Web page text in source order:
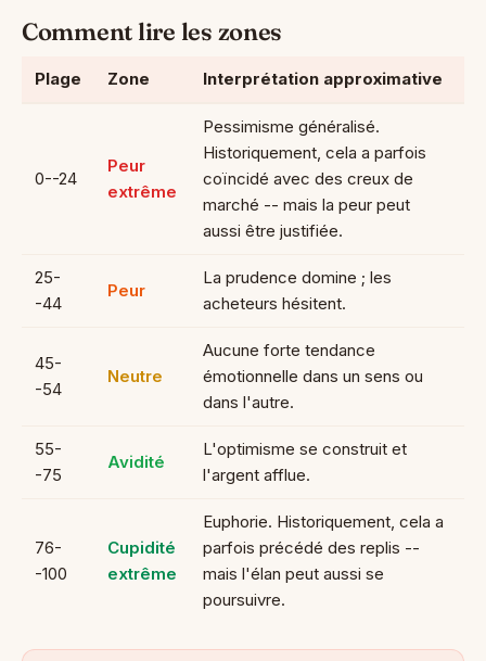
Comment lire les zones
Plage Zone Interprétation approximative
0--24
Peur
extrême
Pessimisme généralisé.
Historiquement, cela a parfois
coïncidé avec des creux de
marché -- mais la peur peut
aussi être justifiée.
25-
-44
Peur
La prudence domine ; les
acheteurs hésitent.
45-
-54
Neutre
Aucune forte tendance
émotionnelle dans un sens ou
dans l'autre.
55-
-75
Avidité
L'optimisme se construit et
l'argent afflue.
76-
-100
Cupidité
extrême
Euphorie. Historiquement, cela a
parfois précédé des replis --
mais l'élan peut aussi se
poursuivre.